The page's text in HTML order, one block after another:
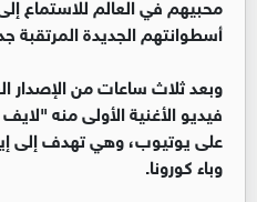
أسطوانتهم الجديدة المرتقبة
وبعد ثلاث ساعات من الإصدار
على يوتيوب، وهي تهدف إلى
وباء كورونا.